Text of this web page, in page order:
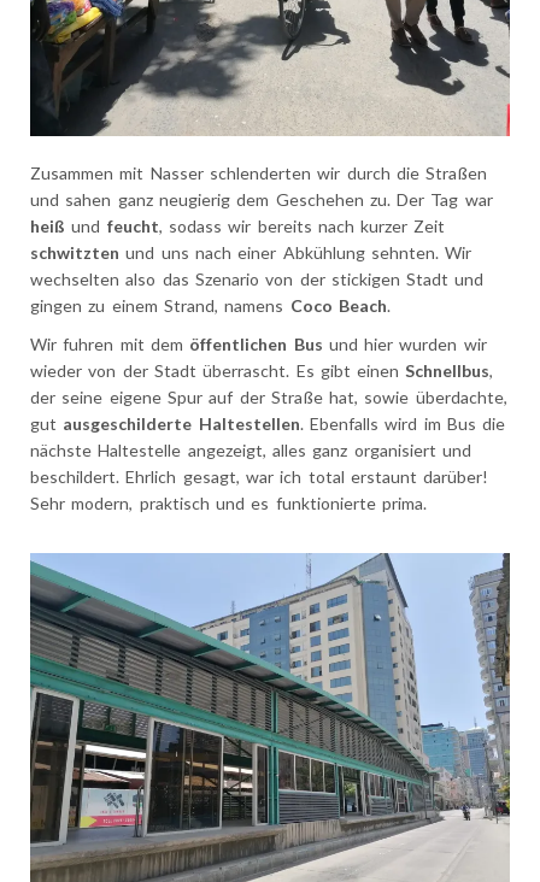
Zusammen mit Nasser schlenderten wir durch die Straßen
und sahen ganz neugierig dem Geschehen zu. Der Tag war
heiß und feucht, sodass wir bereits nach kurzer Zeit
schwitzten und uns nach einer Abkühlung sehnten. Wir
wechselten also das Szenario von der stickigen Stadt und
gingen zu einem Strand, namens Coco Beach.
Wir fuhren mit dem öffentlichen Bus und hier wurden wir
wieder von der Stadt überrascht. Es gibt einenSchnellbus,
der seine eigene Spur auf der Straße hat, sowie überdachte,
gut ausgeschilderte Haltestellen. Ebenfalls wird im Bus die
nächste Haltestelle angezeigt, alles ganz organisiert und
beschildert. Ehrlich gesagt, war ich total erstaunt darüber!
Sehr modern, praktisch und es funktionierte prima.